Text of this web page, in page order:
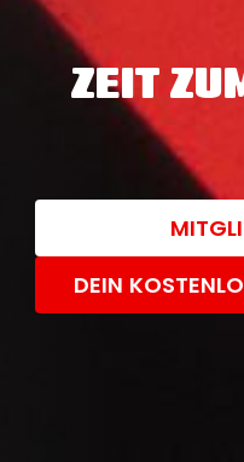
ZEIT
DEIN